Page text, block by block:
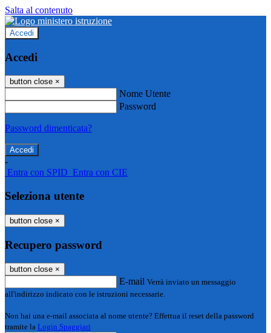
Salta al contenuto
Accedi
Accedi
button close ×
Nome Utente
Password
Password dimenticata?
-
Entra con SPID Entra con CIE
Seleziona utente
button close ×
Recupero password
button close ×
E-mail Verrà inviato un messaggio
all'indirizzo indicato con le istruzioni necessarie.
Non hai una e-mail associata al nome utente? Effettua il reset della password
tramite la Login Spaggiari